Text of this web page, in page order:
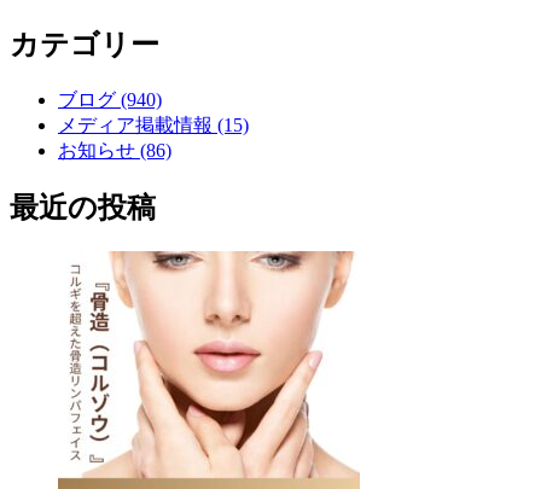
カテゴリー
ブログ (940)
メディア掲載情報 (15)
お知らせ (86)
最近の投稿